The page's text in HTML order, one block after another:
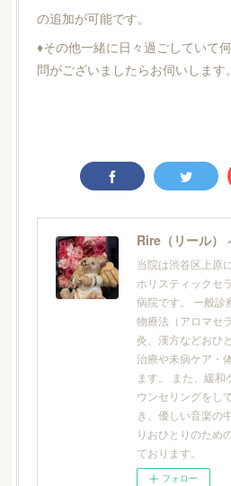
の追加が可能です。
♦その他一緒に日々過ごしていて
問がございましたらお伺いします。
当院は渋谷区上原
ホリスティックセ
病院です。 一般診
物療法（アロマセ
灸、漢方などおひ
治療や未病ケア・
ます。 また、緩和
ウンセリングをし
き、優しい音楽の
りおひとりのため
ております。
フォロー